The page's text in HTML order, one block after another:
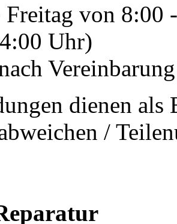
von 8:00
Uhr)
dienen als
/